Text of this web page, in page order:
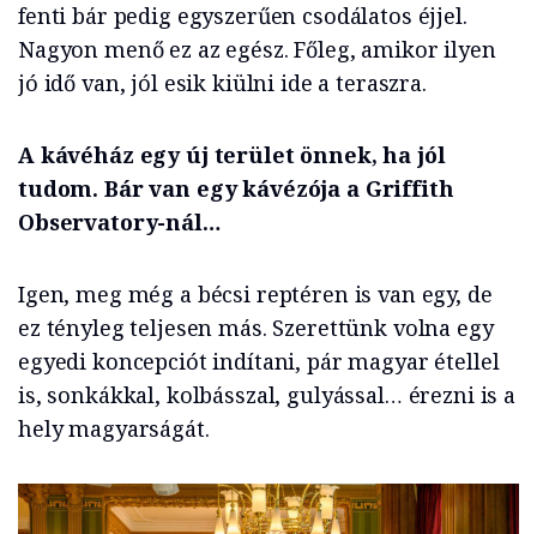
fenti bár pedig egyszerűen csodálatos éjjel.
Nagyon menő ez az egész. Főleg, amikor ilyen
jó idő van, jól esik kiülni ide a teraszra.
A kávéház egy új terület önnek, ha jól
tudom. Bár van egy kávézója a Griffith
Observatory-nál…
Igen, meg még a bécsi reptéren is van egy, de
ez tényleg teljesen más. Szerettünk volna egy
egyedi koncepciót indítani, pár magyar étellel
is, sonkákkal, kolbásszal, gulyással… érezni is a
hely magyarságát.